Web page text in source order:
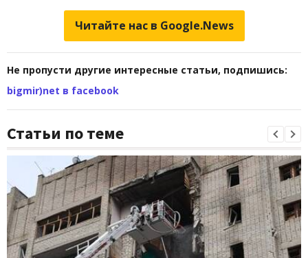
Читайте нас в Google.News
Не пропусти другие интересные статьи, подпишись:
bigmir)net в facebook
Статьи по теме